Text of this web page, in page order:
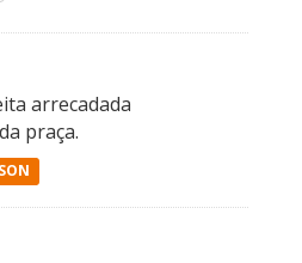
arrecadada
praça.